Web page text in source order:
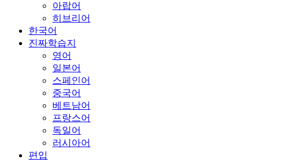
아랍어
히브리어
한국어
진짜학습지
영어
일본어
스페인어
중국어
베트남어
프랑스어
독일어
러시아어
편입